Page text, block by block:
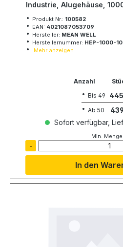
Industrie, Alugehäuse, 1000W, 100V,
10A, MEAN WELL
Produkt Nr.: 100582
EAN: 4021087053709
Hersteller: MEAN WELL
Herstellernummer: HEP-1000-
Mehr anzeigen
Anzahl
Bis 49
Ab 50
Sofort verfügbar,
Min. Menge:
-
In den